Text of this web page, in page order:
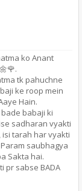
ko Anant
tk pahuchne
ke roop mein
Hain.
babaji ki
sadharan vyakti
isi tarah har vyakti
saubhagya
Sakta hai.
pr sabse BADA